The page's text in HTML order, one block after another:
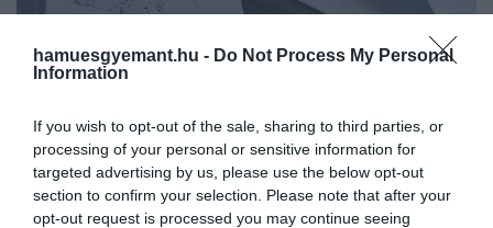
hamuesgyemant.hu - Do Not Process My Personal
Information
If you wish to opt-out of the sale, sharing to third parties, or
processing of your personal or sensitive information for
targeted advertising by us, please use the below opt-out
section to confirm your selection. Please note that after your
opt-out request is processed you may continue seeing
A budapesti belváros szívében működő
N28 Wine & Kitchen nemcsak a Bib
Gourmand elismerésével és kifinomult,
naponta váltakozó szezonális kínálatával
Az N28 Wine & Kitchen séfje
szerint a környezettudatos…
HAMU ÉS GYÉMÁNT